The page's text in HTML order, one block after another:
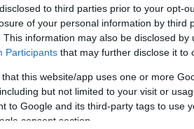
to third parties prior to your opt-
of your personal information by third
This information may also be disclosed
Participants that may further disclose it to
that this website/app uses one or more
but not limited to your visit or
to Google and its third-party tags to use
consent section.
για τις ιδιωτικές
Υγείας